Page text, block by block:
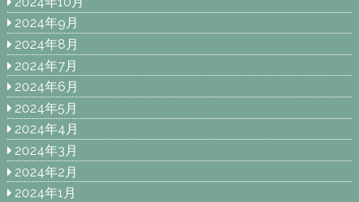
2024年9月
2024年8月
2024年7月
2024年6月
2024年5月
2024年4月
2024年3月
2024年2月
2024年1月